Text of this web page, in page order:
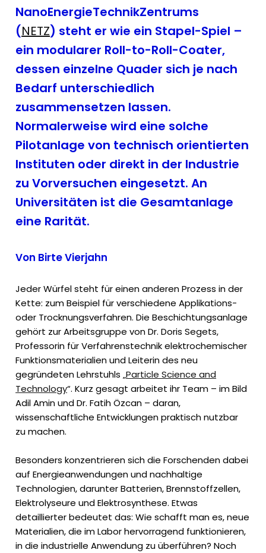
NanoEnergieTechnikZentrums
(NETZ) steht er wie ein Stapel-Spiel –
ein modularer Roll-to-Roll-Coater,
dessen einzelne Quader sich je nach
Bedarf unterschiedlich
zusammensetzen lassen.
Normalerweise wird eine solche
Pilotanlage von technisch orientierten
Instituten oder direkt in der Industrie
zu Vorversuchen eingesetzt. An
Universitäten ist die Gesamtanlage
eine Rarität.
Von Birte Vierjahn
Jeder Würfel steht für einen anderen Prozess in der
Kette: zum Beispiel für verschiedene Applikations-
oder Trocknungsverfahren. Die Beschichtungsanlage
gehört zur Arbeitsgruppe von Dr. Doris Segets,
Professorin für Verfahrenstechnik elektrochemischer
Funktionsmaterialien und Leiterin des neu
gegründeten Lehrstuhls „Particle Science and
Technology“. Kurz gesagt arbeitet ihr Team – im Bild
Adil Amin und Dr. Fatih Özcan – daran,
wissenschaftliche Entwicklungen praktisch nutzbar
zu machen.
Besonders konzentrieren sich die Forschenden dabei
auf Energieanwendungen und nachhaltige
Technologien, darunter Batterien, Brennstoffzellen,
Elektrolyseure und Elektrosynthese. Etwas
detaillierter bedeutet das: Wie schafft man es, neue
Materialien, die im Labor hervorragend funktionieren,
in die industrielle Anwendung zu überführen? Noch